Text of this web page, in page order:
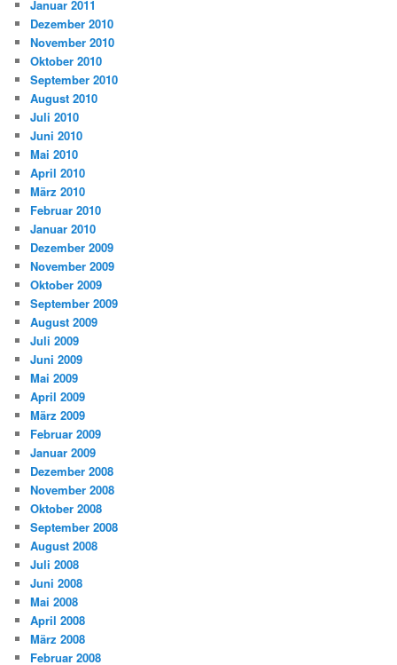
Januar 2011
Dezember 2010
November 2010
Oktober 2010
September 2010
August 2010
Juli 2010
Juni 2010
Mai 2010
April 2010
März 2010
Februar 2010
Januar 2010
Dezember 2009
November 2009
Oktober 2009
September 2009
August 2009
Juli 2009
Juni 2009
Mai 2009
April 2009
März 2009
Februar 2009
Januar 2009
Dezember 2008
November 2008
Oktober 2008
September 2008
August 2008
Juli 2008
Juni 2008
Mai 2008
April 2008
März 2008
Februar 2008